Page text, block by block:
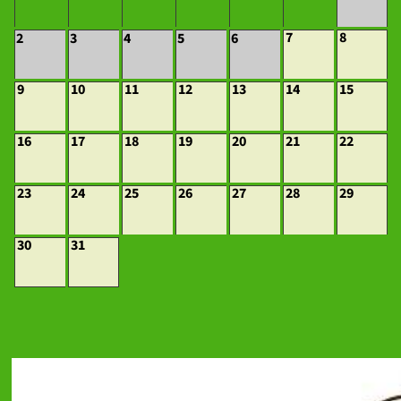
2 3 4 5 6 7 8
9 10 11 12 13 14 15
16 17 18 19 20 21 22
23 24 25 26 27 28 29
30 31